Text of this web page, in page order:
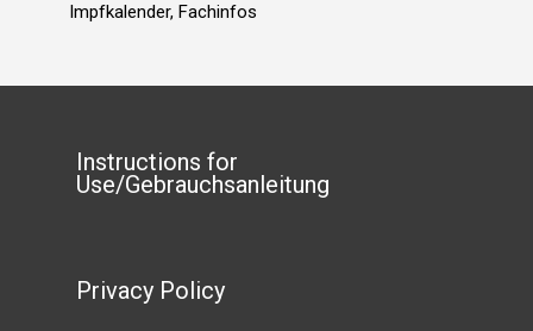
Impfkalender, Fachinfos
Instructions for
Use/Gebrauchsanleitung
Privacy Policy